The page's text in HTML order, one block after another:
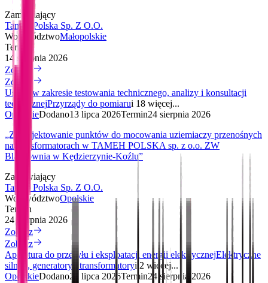
Zamawiający
Tameh Polska Sp. Z O.O.
WojewództwoMałopolskie
Termin
14 sierpnia 2026
Zobacz
Zobacz
Usługi w zakresie testowania technicznego, analizy i konsultacji
technicznejPrzyrządy do pomiarui 18 więcej...
OpolskieDodano13 lipca 2026Termin24 sierpnia 2026
„Zaprojektowanie punktów do mocowania uziemiaczy przenośnych
na transformatorach w TAMEH POLSKA sp. z o.o. ZW
Blachownia w Kędzierzynie-Koźlu”
Zamawiający
Tameh Polska Sp. Z O.O.
WojewództwoOpolskie
Termin
24 sierpnia 2026
Zobacz
Zobacz
Aparatura do przesyłu i eksploatacji energii elektrycznejElektryczne
silniki, generatory i transformatoryi 2 więcej...
OpolskieDodano28 lipca 2026Termin24 sierpnia 2026